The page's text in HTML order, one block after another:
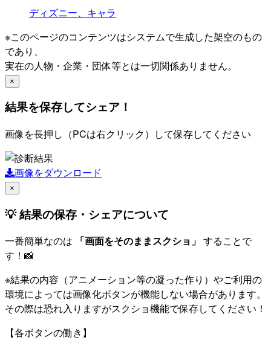
ディズニー、キャラ
※このページのコンテンツはシステムで生成した架空のもの
であり、
実在の人物・企業・団体等とは一切関係ありません。
×
結果を保存してシェア！
画像を長押し（PCは右クリック）して保存してください
画像をダウンロード
×
💡 結果の保存・シェアについて
一番簡単なのは 「画面をそのままスクショ」 することで
す！📸
※結果の内容（アニメーション等の凝った作り）やご利用の
環境によっては画像化ボタンが機能しない場合があります。
その際は恐れ入りますがスクショ機能で保存してください！
【各ボタンの働き】